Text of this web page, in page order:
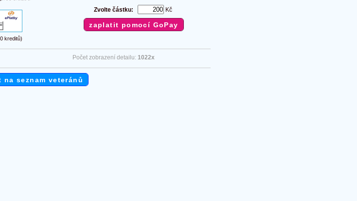
kreditů)
Zvolte částku: Kč
Počet zobrazení detailu: 1022x
na seznam veteránů